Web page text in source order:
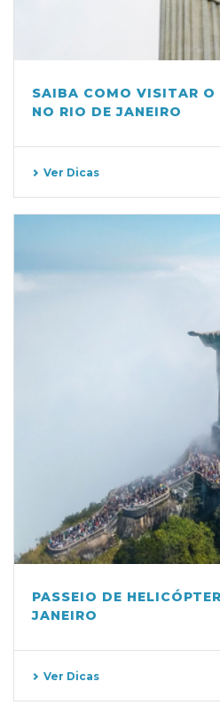
SAIBA COMO VISITAR O
NO RIO DE JANEIRO
Ver Dicas
PASSEIO DE
JANEIRO
Ver Dicas